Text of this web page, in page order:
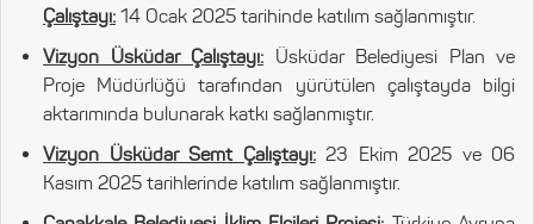
Çalıştayı: 14 Ocak 2025 tarihinde katılım sağlanmıştır.
Vizyon Üsküdar Çalıştayı: Üsküdar Belediyesi Plan ve
Proje Müdürlüğü tarafından yürütülen çalıştayda bilgi
aktarımında bulunarak katkı sağlanmıştır.
Vizyon Üsküdar Semt Çalıştayı: 23 Ekim 2025 ve 06
Kasım 2025 tarihlerinde katılım sağlanmıştır.